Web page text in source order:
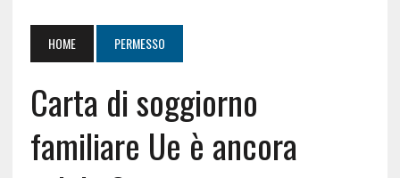
HOME PERMESSO
Carta di soggiorno
familiare Ue è ancora